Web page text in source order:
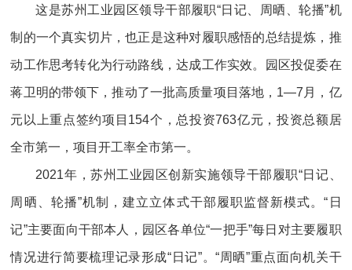
这是苏州工业园区领导干部履职“日记、周晒、轮播”机
制的一个真实切片，也正是这种对履职感悟的总结提炼，推
动工作思考转化为行动路线，达成工作实效。园区投促委在
蒋卫明的带领下，推动了一批高质量项目落地，1—7月，亿
元以上重点签约项目154个，总投资763亿元，投资总额居
全市第一，项目开工率全市第一。
2021年，苏州工业园区创新实施领导干部履职“日记、
周晒、轮播”机制，建立立体式干部履职监督新模式。“日
记”主要面向干部本人，园区各单位“一把手”每日对主要履职
情况进行简要梳理记录形成“日记”。“周晒”重点面向机关干